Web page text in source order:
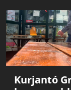
Kurjantó